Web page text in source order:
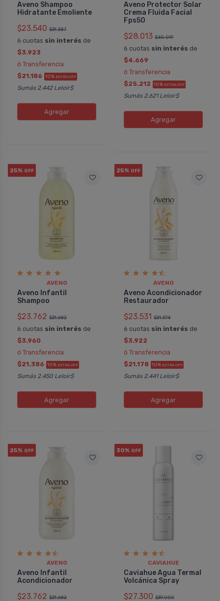
Aveno Shampoo
Hidratante Emoliente
$23.540 $31.387
6 cuotas sin interés de
$3.923
ó Transferencia
$21.186 10% EXTRA OFF
Sumás 2.442 Leloir$
Agregar
Aveno Protector Solar
Crema Fluida Facial
Fps50
$28.013 $40.019
6 cuotas sin interés de
$4.669
ó Transferencia
$25.212 10% EXTRA OFF
Sumás 2.621 Leloir$
Agregar
25% OFF
AVENO
Aveno Infantil
Shampoo
$23.762 $31.682
6 cuotas sin interés de
$3.960
ó Transferencia
$21.386 10% EXTRA OFF
Sumás 2.450 Leloir$
Agregar
25% OFF
AVENO
Aveno Acondicionador
Restaurador
$23.531 $31.374
6 cuotas sin interés de
$3.922
ó Transferencia
$21.178 10% EXTRA OFF
Sumás 2.441 Leloir$
Agregar
25% OFF
AVENO
Aveno Infantil
Acondicionador
$23.762 $31.682
30% OFF
CAVIAHUE
Caviahue Agua Termal
Volcánica Spray
$27.300 $39.000